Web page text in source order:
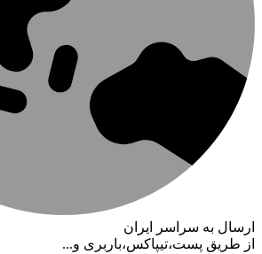
ارسال به سراسر ایران
از طریق پست،تیپاکس،باربری و...